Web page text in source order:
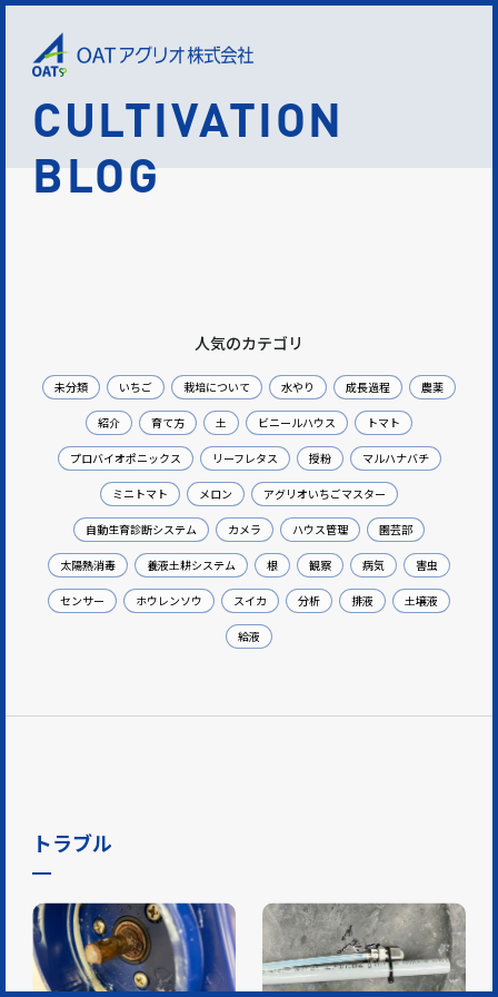
CULTIVATION
BLOG
人気のカテゴリ
未分類 いちご 栽培について 水やり 成長過程 農薬
紹介 育て方 土 ビニールハウス トマト
プロバイオポニックス リーフレタス 授粉 マルハナバチ
ミニトマト メロン アグリオいちごマスター
自動生育診断システム カメラ ハウス管理 園芸部
太陽熱消毒 養液土耕システム 根 観察 病気 害虫
センサー ホウレンソウ スイカ 分析 排液 土壌液
給液
トラブル